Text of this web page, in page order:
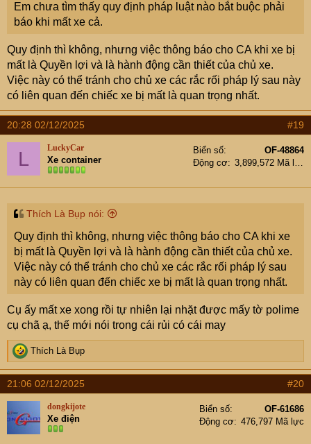
Em chưa tìm thấy quy định pháp luật nào bắt buộc phải
báo khi mất xe cả.
Quy định thì không, nhưng việc thông báo cho CA khi xe bị
mất là Quyền lợi và là hành động cần thiết của chủ xe.
Việc này có thể tránh cho chủ xe các rắc rối pháp lý sau này
có liên quan đến chiếc xe bị mất là quan trọng nhất.
20:28 02/12/2025 #19
L LuckyCar
Xe container
Biển số
OF-48864
Động cơ
3,899,572 Mã lực
Thích Là Bụp nói:
Quy định thì không, nhưng việc thông báo cho CA khi xe
bị mất là Quyền lợi và là hành động cần thiết của chủ xe.
Việc này có thể tránh cho chủ xe các rắc rối pháp lý sau
này có liên quan đến chiếc xe bị mất là quan trọng nhất.
Cụ ấy mất xe xong rồi tự nhiên lại nhặt được mấy tờ polime
cụ chã ạ, thế mới nói trong cái rủi có cái may
R
e
a
c
t
i
o
n
Thích Là Bụp
21:06 02/12/2025 #20
dongkijote
Xe điện
Biển số
OF-61686
Động cơ
476,797 Mã lực